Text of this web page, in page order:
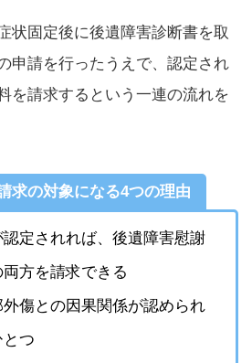
状固定後に後遺障害診断書を取
申請を行ったうえで、認定され
を請求するという一連の流れを
求の対象になる4つの理由
定されれば、後遺障害慰謝
方を請求できる
傷との因果関係が認められ
つ